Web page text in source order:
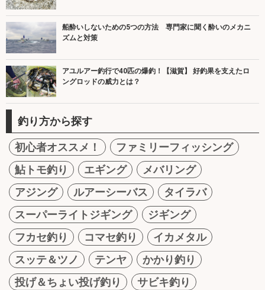
船酔いしないための5つの方法 専門家に聞く酔いのメカニ
ズムと対策
アユルアー釣行で40匹の爆釣！【滋賀】 好釣果を支えたロ
ングロッドの威力とは？
釣り方から探す
初心者オススメ！
ファミリーフィッシング
鮎トモ釣り
エギング
メバリング
アジング
ルアーシーバス
タイラバ
スーパーライトジギング
ジギング
フカセ釣り
コマセ釣り
イカメタル
スッテ＆ツノ
テンヤ
かかり釣り
投げ＆ちょい投げ釣り
サビキ釣り